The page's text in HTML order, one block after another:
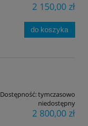
2 150,00 zł
do koszyka
Dostępność:tymczasowo
niedostępny
2 800,00 zł